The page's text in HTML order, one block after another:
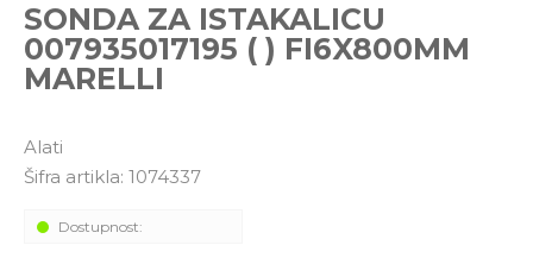
SONDA ZA ISTAKALICU
007935017195 ( ) FI6X800MM
MARELLI
Alati
Šifra artikla: 1074337
Dostupnost: